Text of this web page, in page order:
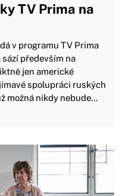
TV Prima na
v programu TV Prima
především na
jen americké
spolupráci ruských
možná nikdy nebude...